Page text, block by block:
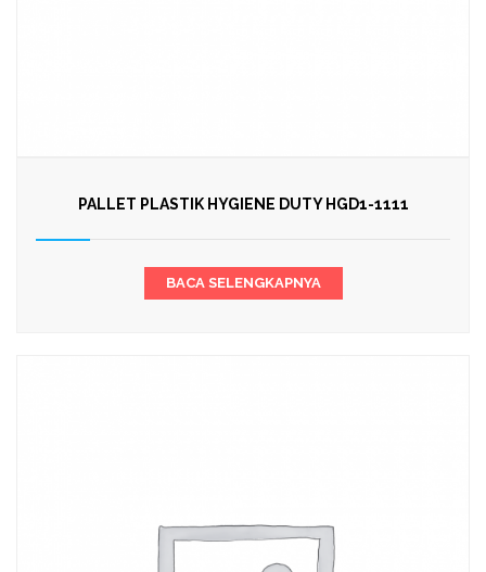
PALLET PLASTIK HYGIENE DUTY HGD1-1111
BACA SELENGKAPNYA